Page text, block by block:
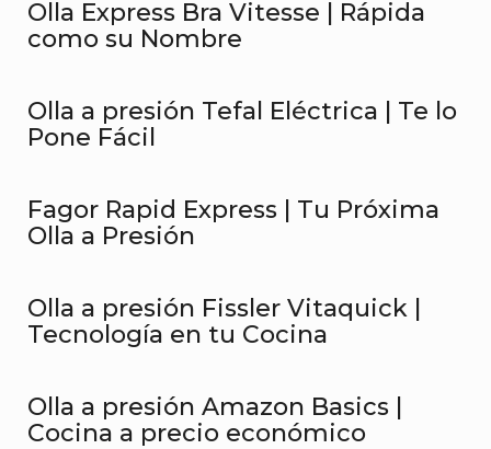
Olla Express Bra Vitesse | Rápida
como su Nombre
Olla a presión Tefal Eléctrica | Te lo
Pone Fácil
Fagor Rapid Express | Tu Próxima
Olla a Presión
Olla a presión Fissler Vitaquick |
Tecnología en tu Cocina
Olla a presión Amazon Basics |
Cocina a precio económico